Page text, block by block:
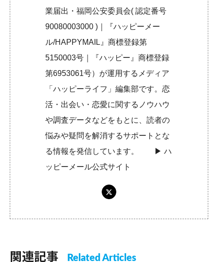
業届出・福岡公安委員会( 認定番号
90080003000 )｜『ハッピーメー
ル/HAPPYMAIL』商標登録第
5150003号｜『ハッピー』商標登録
第6953061号）が運用するメディア
「ハッピーライフ」編集部です。恋
活・出会い・恋愛に関するノウハウ
や調査データなどをもとに、読者の
悩みや疑問を解消するサポートとな
る情報を発信しています。 ▶︎ハ
ッピーメール公式サイト
関連記事 Related Articles